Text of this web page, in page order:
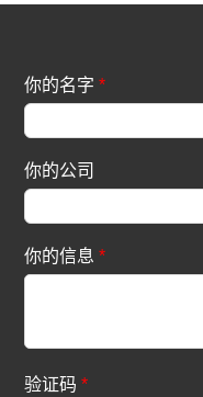
你的名字 *
你的公司
你的信息 *
验证码 *